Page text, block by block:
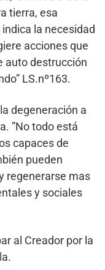
tierra, esa
la necesidad
acciones que
auto destrucción
LS.nº163.
degeneración a
”No todo está
capaces de
pueden
regenerarse mas
y sociales
al Creador por la